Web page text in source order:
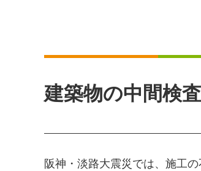
建築物の中間検
阪神・淡路大震災では、施工